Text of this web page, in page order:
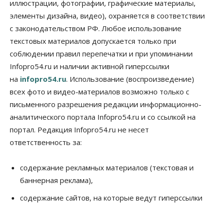
иллюстрации, фотографии, графические материалы,
элементы дизайна, видео), охраняется в соответствии
с законодательством РФ. Любое использование
текстовых материалов допускается только при
соблюдении правил перепечатки и при упоминании
Infopro54.ru и наличии активной гиперссылки
на infopro54.ru. Использование (воспроизведение)
всех фото и видео-материалов возможно только с
письменного разрешения редакции информационно-
аналитического портала Infopro54.ru и со ссылкой на
портал. Редакция Infopro54.ru не несет
ответственность за:
содержание рекламных материалов (текстовая и
баннерная реклама),
содержание сайтов, на которые ведут гиперссылки